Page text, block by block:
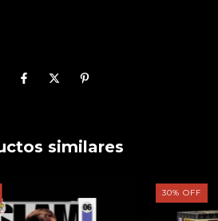
similares
30%OFF